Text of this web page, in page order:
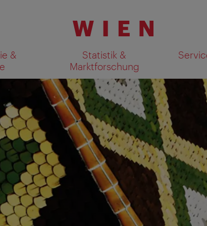
&
Statistik &
Marktforschung
Suchergebnisse auf